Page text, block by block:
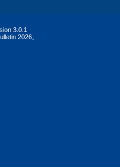
3.0.1
2026。